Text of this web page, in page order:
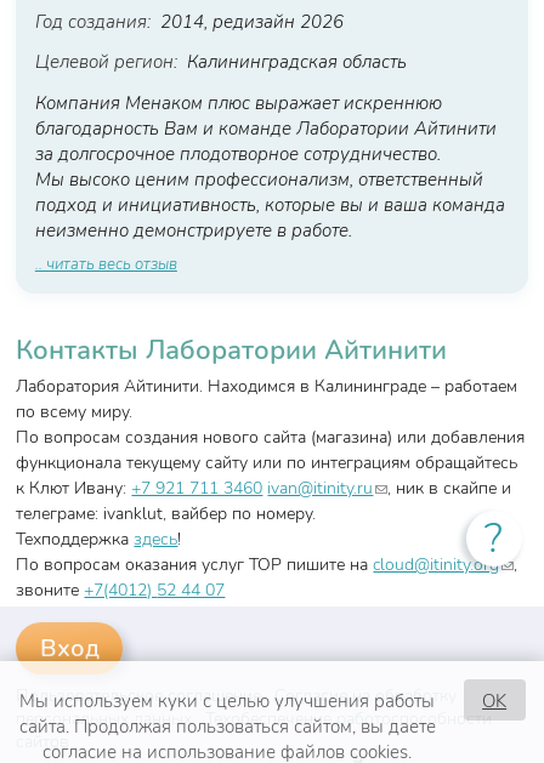
?
Год создания: 2014, редизайн 2026
Целевой регион: Калининградская область
Компания Менаком плюс выражает искреннюю
благодарность Вам и команде Лаборатории Айтинити
за долгосрочное плодотворное сотрудничество.
Мы высоко ценим профессионализм, ответственный
подход и инициативность, которые вы и ваша команда
неизменно демонстрируете в работе.
.. читать весь отзыв
Контакты Лаборатории Айтинити
Лаборатория Айтинити. Находимся в Калининграде – работаем
по всему миру.
По вопросам создания нового сайта (магазина) или добавления
функционала текущему сайту или по интеграциям обращайтесь
к Клют Ивану:+7 921 711 3460 ivan@itinity.ru(link sends e-mail)
, ник в скайпе и
телеграме: ivanklut, вайбер по номеру.
Техподдержказдесь!
По вопросам оказания услуг ТОР пишите наcloud@itinity.org(link
,
звоните+7(4012) 52 44 07
Пользовательское соглашение Согласие на обработку
персональных данных Техобеспечение работоспособности
Мы используем куки с целью улучшения работы
сайта. Продолжая пользоваться сайтом, вы даете
согласие на использование файлов cookies.
OK